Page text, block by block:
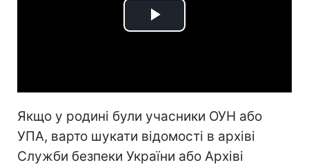
Play
Якщо у родині були учасники ОУН або
УПА, варто шукати відомості в архіві
Служби безпеки України або Архіві